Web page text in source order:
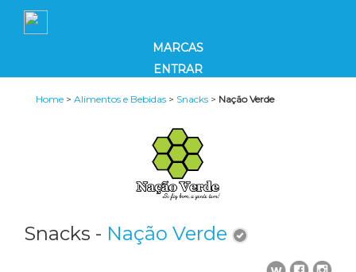
MARCAS
ENTRAR
Home > Alimentos e Bebidas > Snacks > Nação Verde
Snacks - Nação Verde